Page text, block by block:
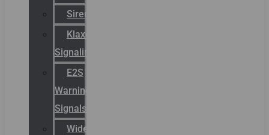
Sirena
Klaxon
Signaling
E2S
Warning
Signals
Wide